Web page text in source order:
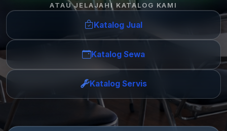
ATAU JELAJAHI KATALOG KAMI
Katalog Jual
Katalog Sewa
Katalog Servis